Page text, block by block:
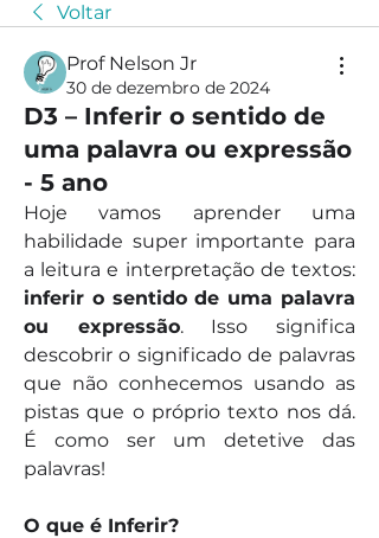
Voltar
Prof Nelson Jr
30 de dezembro de 2024
D3 – Inferir o sentido de
uma palavra ou expressão
- 5 ano
Hoje vamos aprender uma
habilidade super importante para
inferir o sentido de uma palavra
ou expressão. Isso significa
descobrir o significado de palavras
que não conhecemos usando as
pistas que o próprio texto nos dá.
É como ser um detetive das
palavras!
O que é Inferir?